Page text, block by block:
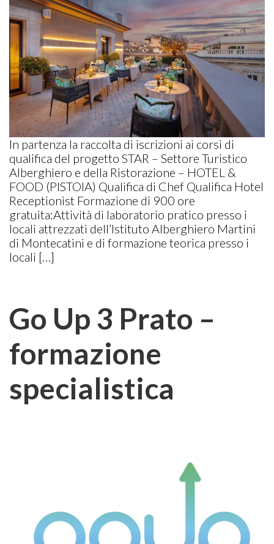
In partenza la raccolta di iscrizioni ai corsi di
qualifica del progetto STAR – Settore Turistico
Alberghiero e della Ristorazione – HOTEL &
FOOD (PISTOIA) Qualifica di Chef Qualifica Hotel
Receptionist Formazione di 900 ore
gratuita:Attività di laboratorio pratico presso i
locali attrezzati dell’Istituto Alberghiero Martini
di Montecatini e di formazione teorica presso i
locali […]
Go Up 3 Prato –
formazione
specialistica